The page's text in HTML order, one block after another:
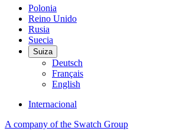
Polonia
Reino Unido
Rusia
Suecia
Suiza
Deutsch
Français
English
Internacional
A company of the Swatch Group